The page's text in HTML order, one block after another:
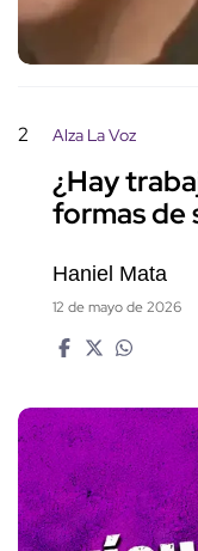
2 Alza La Voz
¿Hay
formas de
Haniel Mata
12 de mayo de 2026